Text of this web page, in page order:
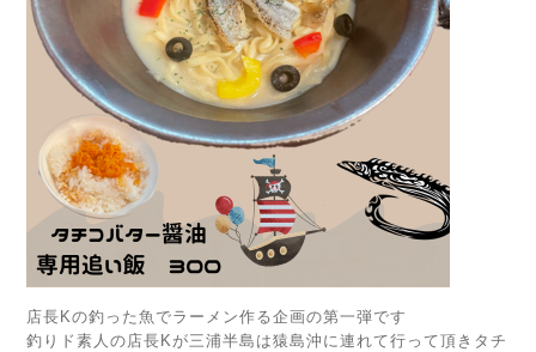
店長Kの釣った魚でラーメン作る企画の第一弾です
釣りド素人の店長Kが三浦半島は猿島沖に連れて行って頂きタチ